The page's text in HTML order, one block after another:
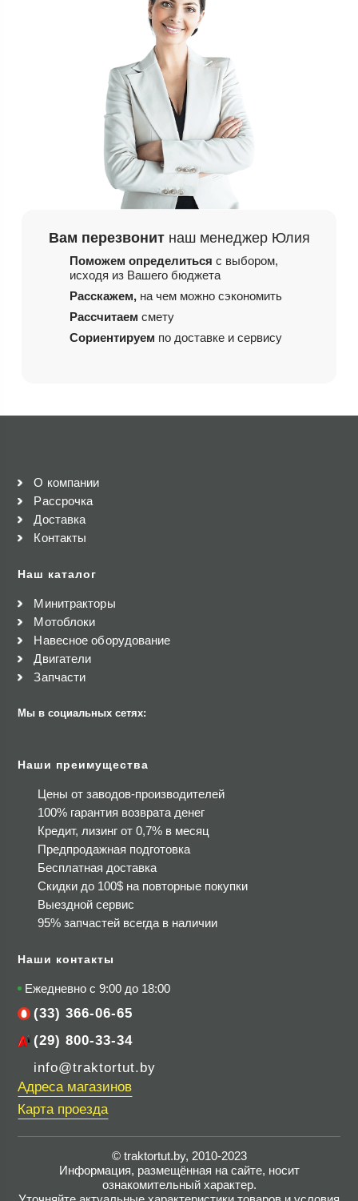
Вам перезвонит наш менеджер Юлия
Поможем определитьсяс выбором,
исходя из Вашего бюджета
Расскажем, на чем можно сэкономить
Рассчитаемсмету
Сориентируем по доставке и сервису
О компании
Рассрочка
Доставка
Контакты
Наш каталог
Минитракторы
Мотоблоки
Навесное оборудование
Двигатели
Запчасти
Мы в социальных сетях:
Наши преимущества
Цены от заводов-производителей
100% гарантия возврата денег
Кредит, лизинг от 0,7% в месяц
Предпродажная подготовка
Бесплатная доставка
Скидки до 100$ на повторные покупки
Выездной сервис
95% запчастей всегда в наличии
Наши контакты
Ежедневно с 9:00 до 18:00
(33) 366-06-65
(29) 800-33-34
info@traktortut.by
Адреса магазинов
Карта проезда
© traktortut.by, 2010-2023
Информация, размещённая на сайте, носит
ознакомительный характер.